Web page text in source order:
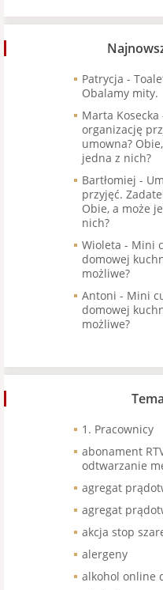
Patrycja -
Obalamy mity.
Marta Kosecka
organizację
umowna?
jedna z nich?
Bartłomiej -
przyjęć.
Obie, a może
nich?
Wioleta - Mini
domowej
możliwe?
Antoni - Mini
domowej
możliwe?
1. Pracownicy
abonament
odtwarzanie
agregat
agregat
akcja stop
alergeny
alkohol online